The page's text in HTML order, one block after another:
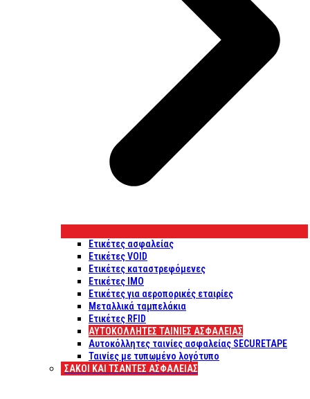
Ετικέτες ασφαλείας
Ετικέτες VOID
Ετικέτες καταστρεφόμενες
Ετικέτες IMO
Ετικέτες για αεροπορικές εταιρίες
Μεταλλικά ταμπελάκια
Ετικέτες RFID
ΑΥΤΟΚΌΛΛΗΤΕΣ ΤΑΙΝΊΕΣ ΑΣΦΑΛΕΊΑΣ
Αυτοκόλλητες ταινίες ασφαλείας SECURETAPE
Ταινίες με τυπωμένο λογότυπο
ΣΆΚΟΙ ΚΑΙ ΤΣΆΝΤΕΣ ΑΣΦΑΛΕΊΑΣ